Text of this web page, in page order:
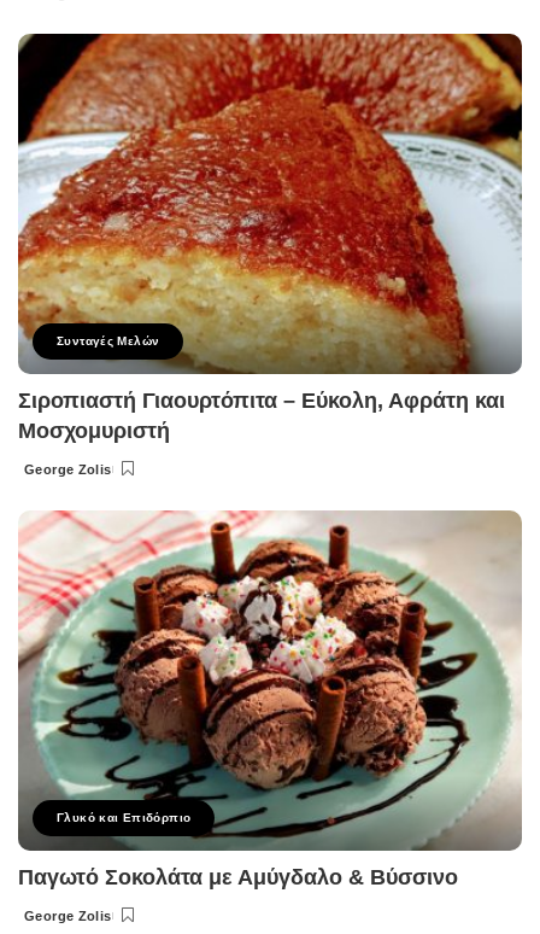
Συνταγές Μελών
Σιροπιαστή Γιαουρτόπιτα – Εύκολη, Αφράτη και
Μοσχομυριστή
Posted
George Zolis
Γλυκό και Επιδόρπιο
Παγωτό Σοκολάτα με Αμύγδαλο & Βύσσινο
Posted
George Zolis